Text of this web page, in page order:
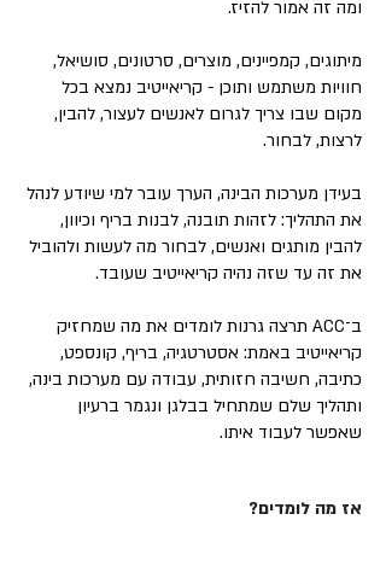
ומה זה אמור להזיז.
מיתוגים, קמפיינים, מוצרים, סרטונים, סושיאל,
חוויות משתמש ותוכן - קריאייטיב נמצא בכל
מקום שבו צריך לגרום לאנשים לעצור, להבין,
לרצות, לבחור.
בעידן מערכות הבינה, הערך עובר למי שיודע לנהל
את התהליך: לזהות תובנה, לבנות בריף וכיוון,
להבין מותגים ואנשים, לבחור מה לעשות ולהוביל
את זה עד שזה נהיה קריאייטיב שעובד.
ב־ACC תרצה גרנות לומדים את מה שמחזיק
קריאייטיב באמת: אסטרטגיה, בריף, קונספט,
כתיבה, חשיבה חזותית, עבודה עם מערכות בינה,
ותהליך שלם שמתחיל בבלגן ונגמר ברעיון
שאפשר לעבוד איתו.
אז מה לומדים?